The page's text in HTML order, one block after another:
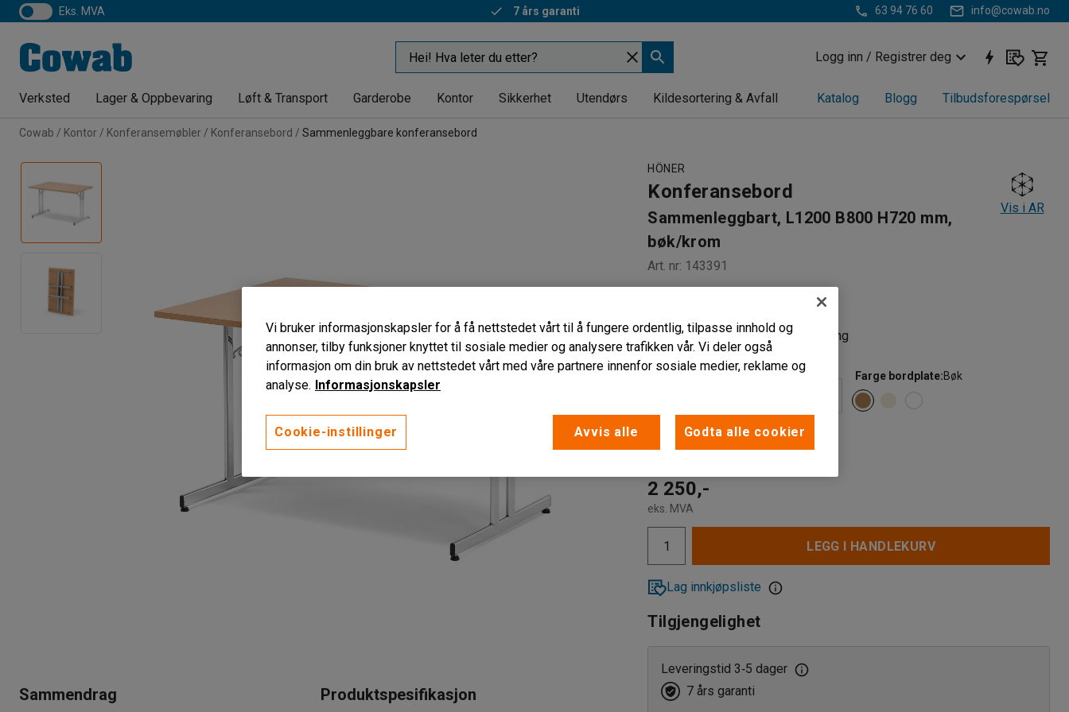
eks. MVA Rask levering 63 94 76 60 info@cowab.no
Logg inn / Registrer deg
Verksted Lager & Oppbevaring Løft & Transport Garderobe Kontor Sikkerhet Utendørs Kildesortering & Avfall Katalog Blogg Tilbudsforespørsel
Cowab Kontor Konferansemøbler Konferansebord Sammenleggbare konferansebord
Sammendrag Produktspesifikasjon
HÖNER
Konferansebord
Sammenleggbart, L1200 B800 H720 mm,
bøk/krom
Art. nr: 143391
Vis i AR
Plassbesparende for oppbevaring
Lengde (mm)
1200
Farge bordplate:Bøk
Farge understell:Krom
2 250,-
eks. MVA
LEGG I HANDLEKURV
Lag innkjøpsliste
Tilgjengelighet
Leveringstid 3‑5 dager
7 års garanti
Vi bruker informasjonskapsler for å få nettstedet vårt til å fungere ordentlig, tilpasse innhold og
annonser, tilby funksjoner knyttet til sosiale medier og analysere trafikken vår. Vi deler også
informasjon om din bruk av nettstedet vårt med våre partnere innenfor sosiale medier, reklame og
analyse. Informasjonskapsler
Cookie-instillinger Avvis alle Godta alle cookier